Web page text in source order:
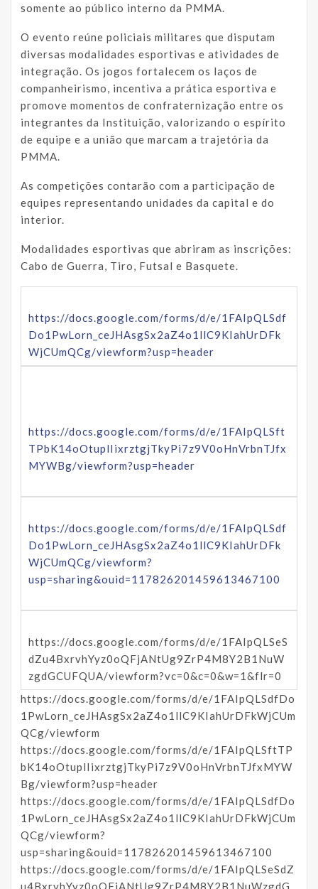
somente ao público interno da PMMA.
O evento reúne policiais militares que disputam
diversas modalidades esportivas e atividades de
integração. Os jogos fortalecem os laços de
companheirismo, incentiva a prática esportiva e
promove momentos de confraternização entre os
integrantes da Instituição, valorizando o espírito
de equipe e a união que marcam a trajetória da
PMMA.
As competições contarão com a participação de
equipes representando unidades da capital e do
interior.
Modalidades esportivas que abriram as inscrições:
Cabo de Guerra, Tiro, Futsal e Basquete.
https://docs.google.com/forms/d/e/1FAIpQLSdf
Do1PwLorn_ceJHAsgSx2aZ4o1llC9KIahUrDFk
WjCUmQCg/viewform?usp=header
https://docs.google.com/forms/d/e/1FAIpQLSft
TPbK14oOtuplIixrztgjTkyPi7z9V0oHnVrbnTJfx
MYWBg/viewform?usp=header
https://docs.google.com/forms/d/e/1FAIpQLSdf
Do1PwLorn_ceJHAsgSx2aZ4o1llC9KIahUrDFk
WjCUmQCg/viewform?
usp=sharing&ouid=117826201459613467100
https://docs.google.com/forms/d/e/1FAIpQLSeS
dZu4BxrvhYyz0oQFjANtUg9ZrP4M8Y2B1NuW
zgdGCUFQUA/viewform?vc=0&c=0&w=1&flr=0
https://docs.google.com/forms/d/e/1FAIpQLSdfDo
1PwLorn_ceJHAsgSx2aZ4o1llC9KIahUrDFkWjCUm
QCg/viewform
https://docs.google.com/forms/d/e/1FAIpQLSftTP
bK14oOtuplIixrztgjTkyPi7z9V0oHnVrbnTJfxMYW
Bg/viewform?usp=header
https://docs.google.com/forms/d/e/1FAIpQLSdfDo
1PwLorn_ceJHAsgSx2aZ4o1llC9KIahUrDFkWjCUm
QCg/viewform?
usp=sharing&ouid=117826201459613467100
https://docs.google.com/forms/d/e/1FAIpQLSeSdZ
u4BxrvhYyz0oQFjANtUg9ZrP4M8Y2B1NuWzgdG